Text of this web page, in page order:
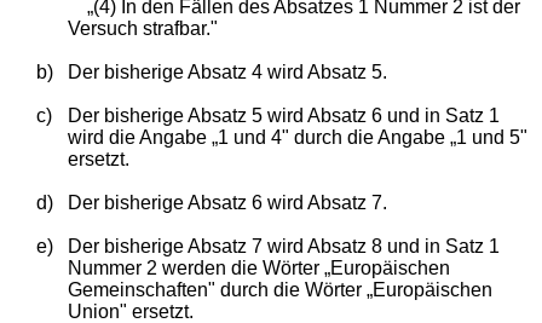
„(4) In den Fällen des Absatzes 1 Nummer 2 ist der
Versuch strafbar."
b) Der bisherige Absatz 4 wird Absatz 5.
c)
Der bisherige Absatz 5 wird Absatz 6 und in Satz 1
wird die Angabe „1 und 4" durch die Angabe „1 und 5"
ersetzt.
d) Der bisherige Absatz 6 wird Absatz 7.
e)
Der bisherige Absatz 7 wird Absatz 8 und in Satz 1
Nummer 2 werden die Wörter „Europäischen
Gemeinschaften" durch die Wörter „Europäischen
Union" ersetzt.